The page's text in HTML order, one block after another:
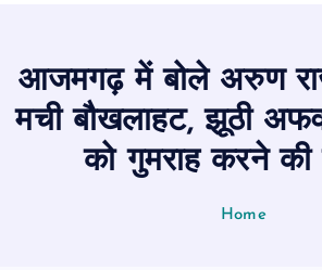
आजमगढ़ में बोले अरुण
मची बौखलाहट, झूठी
को गुमराह करने की
Home